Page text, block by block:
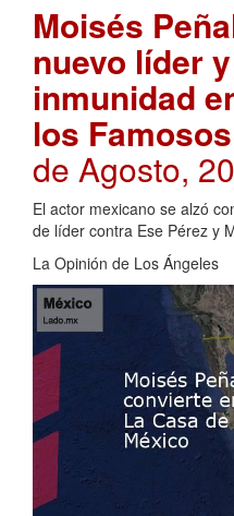
Moisés
nuevo líder
inmunidad
los
de Agosto,
El actor mexicano se alzó
de líder contra Ese Pérez y
La Opinión de Los Ángeles